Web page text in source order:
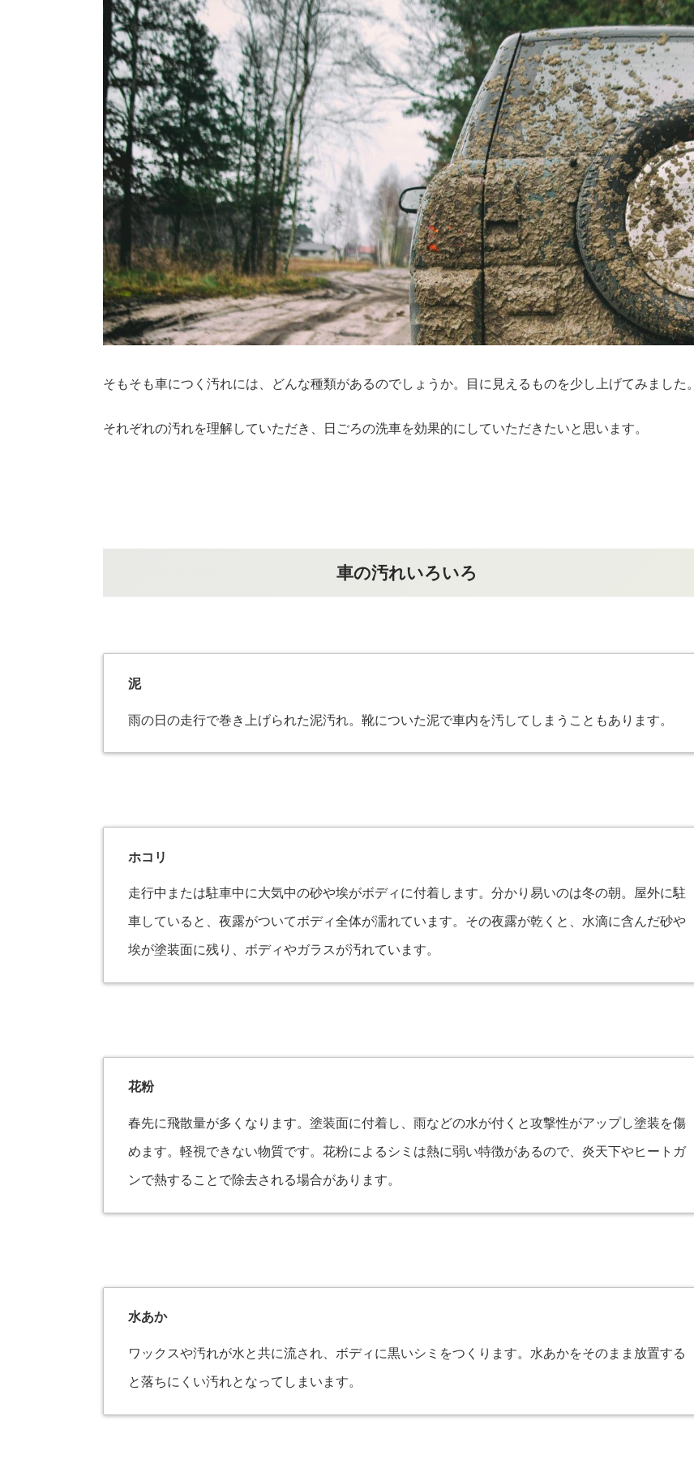
そもそも車につく汚れには、どんな種類があるのでしょうか。目に見えるものを少し上げてみました。
それぞれの汚れを理解していただき、日ごろの洗車を効果的にしていただきたいと思います。
車の汚れいろいろ
泥
雨の日の走行で巻き上げられた泥汚れ。靴についた泥で車内を汚してしまうこともあります。
ホコリ
走行中または駐車中に大気中の砂や埃がボディに付着します。分かり易いのは冬の朝。屋外に駐
車していると、夜露がついてボディ全体が濡れています。その夜露が乾くと、水滴に含んだ砂や
埃が塗装面に残り、ボディやガラスが汚れています。
花粉
春先に飛散量が多くなります。塗装面に付着し、雨などの水が付くと攻撃性がアップし塗装を傷
めます。軽視できない物質です。花粉によるシミは熱に弱い特徴があるので、炎天下やヒートガ
ンで熱することで除去される場合があります。
水あか
ワックスや汚れが水と共に流され、ボディに黒いシミをつくります。水あかをそのまま放置する
と落ちにくい汚れとなってしまいます。